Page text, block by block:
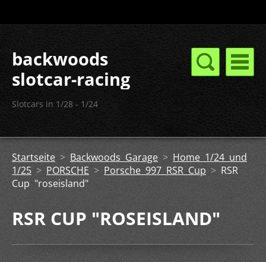
backwoods
slotcar-racing
Slotcars in 1/28 - 1/24
Startseite > Backwoods Garage > Home 1/24 und
1/25 >PORSCHE > Porsche 997 RSR Cup > RSR
Cup "roseisland"
RSR CUP "ROSEISLAND"